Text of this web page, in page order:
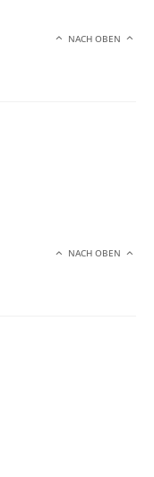
NACH OBEN
NACH OBEN